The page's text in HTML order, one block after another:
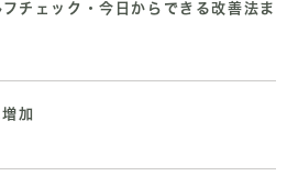
チェック・今日からできる改善法ま
加